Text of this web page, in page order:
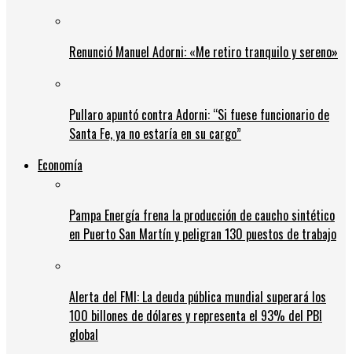
Renunció Manuel Adorni: «Me retiro tranquilo y sereno»
Pullaro apuntó contra Adorni: “Si fuese funcionario de
Santa Fe, ya no estaría en su cargo”
Economía
Pampa Energía frena la producción de caucho sintético
en Puerto San Martín y peligran 130 puestos de trabajo
Alerta del FMI: La deuda pública mundial superará los
100 billones de dólares y representa el 93% del PBI
global